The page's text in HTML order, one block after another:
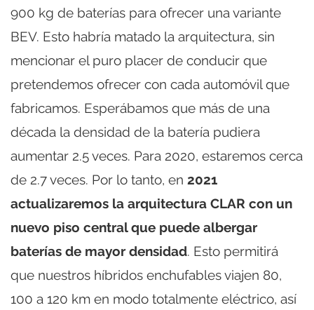
900 kg de baterías para ofrecer una variante
BEV. Esto habría matado la arquitectura, sin
mencionar el puro placer de conducir que
pretendemos ofrecer con cada automóvil que
fabricamos. Esperábamos que más de una
década la densidad de la batería pudiera
aumentar 2.5 veces. Para 2020, estaremos cerca
de 2.7 veces. Por lo tanto, en 2021
actualizaremos la arquitectura CLAR con un
nuevo piso central que puede albergar
baterías de mayor densidad. Esto permitirá
que nuestros híbridos enchufables viajen 80,
100 a 120 km en modo totalmente eléctrico, así